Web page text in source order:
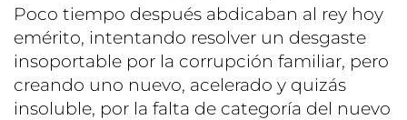
Poco tiempo después abdicaban al rey hoy
emérito, intentando resolver un desgaste
insoportable por la corrupción familiar, pero
creando uno nuevo, acelerado y quizás
insoluble, por la falta de categoría del nuevo